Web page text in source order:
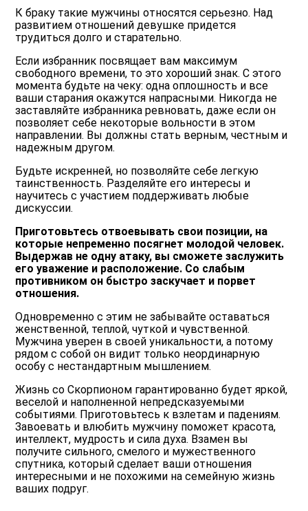
К браку такие мужчины относятся серьезно. Над
развитием отношений девушке придется
трудиться долго и старательно.
Если избранник посвящает вам максимум
свободного времени, то это хороший знак. С этого
момента будьте на чеку: одна оплошность и все
ваши старания окажутся напрасными. Никогда не
заставляйте избранника ревновать, даже если он
позволяет себе некоторые вольности в этом
направлении. Вы должны стать верным, честным и
надежным другом.
Будьте искренней, но позволяйте себе легкую
таинственность. Разделяйте его интересы и
научитесь с участием поддерживать любые
дискуссии.
Приготовьтесь отвоевывать свои позиции, на
которые непременно посягнет молодой человек.
Выдержав не одну атаку, вы сможете заслужить
его уважение и расположение. Со слабым
противником он быстро заскучает и порвет
отношения.
Одновременно с этим не забывайте оставаться
женственной, теплой, чуткой и чувственной.
Мужчина уверен в своей уникальности, а потому
рядом с собой он видит только неординарную
особу с нестандартным мышлением.
Жизнь со Скорпионом гарантированно будет яркой,
веселой и наполненной непредсказуемыми
событиями. Приготовьтесь к взлетам и падениям.
Завоевать и влюбить мужчину поможет красота,
интеллект, мудрость и сила духа. Взамен вы
получите сильного, смелого и мужественного
спутника, который сделает ваши отношения
интересными и не похожими на семейную жизнь
ваших подруг.